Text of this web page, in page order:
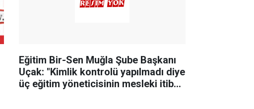
Eğitim Bir-Sen Muğla Şube Başkanı
Uçak: "Kimlik kontrolü yapılmadı diye
üç eğitim yöneticisinin mesleki itibarı